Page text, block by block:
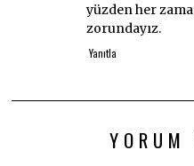
yüzden her
zorundayız.
Yanıtla